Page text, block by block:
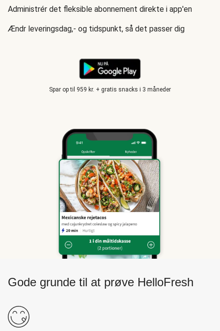
Administrér det fleksible abonnement direkte i app'en
Ændr leveringsdag,- og tidspunkt, så det passer dig
Spar op til 959 kr. + gratis snacks i 3 måneder
Gode grunde til at prøve HelloFresh